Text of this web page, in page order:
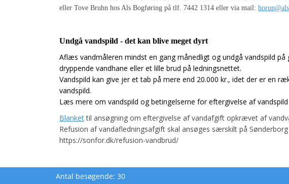
eller Tove Bruhn hos Als Bogføring på tlf. 7442 1314 eller via mail:
Undgå vandspild - det kan blive meget dyrt
Aflæs vandmåleren mindst en gang månedligt og undgå vandspild
dryppende vandhane eller et lille brud på ledningsnettet.
Vandspild kan give jer et tab på mere end 20.000 kr., idet der er en
vandspild.
Læs mere om vandspild og betingelserne for eftergivelse af vandspild
Blankettil ansøgning om eftergivelse af vandafgift opkrævet af
Refusion af vandafledningsafgift skal ansøges særskilt på
https://sonfor.dk/refusion-vandbrud/